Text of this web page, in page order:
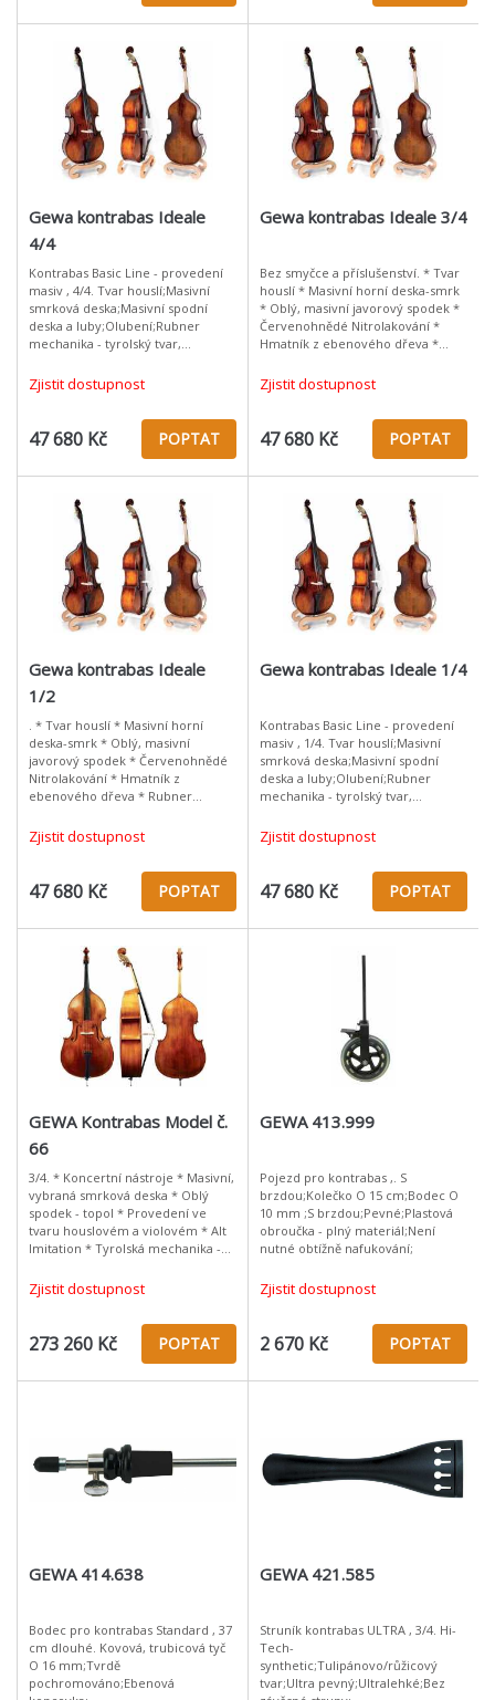
Gewa kontrabas Ideale
4/4
Kontrabas Basic Line - provedení
masiv , 4/4. Tvar houslí;Masivní
smrková deska;Masivní spodní
deska a luby;Olubení;Rubner
mechanika - tyrolský tvar,
dřeva;Červeno/hnědý lihový lak
;Hratelné pro
Zjistit dostupnost
47 680 Kč POPTAT
Gewa kontrabas Ideale 3/4
Bez smyčce a příslušenství. * Tvar
houslí * Masivní horní deska-smrk
* Oblý, masivní javorový spodek *
Červenohnědé Nitrolakování *
Hmatník z ebenového dřeva *
začátečníky od němec
Zjistit dostupnost
47 680 Kč POPTAT
Gewa kontrabas Ideale
1/2
. * Tvar houslí * Masivní horní
deska-smrk * Oblý, masivní
javorový spodek * Červenohnědé
Nitrolakování * Hmatník z
ebenového dřeva * Rubner
od německého výrobce
Zjistit dostupnost
47 680 Kč POPTAT
Gewa kontrabas Ideale 1/4
Kontrabas Basic Line - provedení
masiv , 1/4. Tvar houslí;Masivní
smrková deska;Masivní spodní
deska a luby;Olubení;Rubner
mechanika - tyrolský tvar,
dřeva;Červeno/hnědý lihový lak
;Hratelné pro
Zjistit dostupnost
47 680 Kč POPTAT
GEWA Kontrabas Model č.
66
3/4. * Koncertní nástroje * Masivní,
vybraná smrková deska * Oblý
spodek - topol * Provedení ve
tvaru houslovém a violovém * Alt
Imitation * Tyrolská mechanika -
Dodání HRATELNÉ
Zjistit dostupnost
273 260 Kč POPTAT
GEWA 413.999
Pojezd pro kontrabas ,. S
brzdou;Kolečko O 15 cm;Bodec O
10 mm ;S brzdou;Pevné;Plastová
obroučka - plný materiál;Není
nutné obtížně nafukování;
Zjistit dostupnost
2 670 Kč POPTAT
GEWA 414.638
Bodec pro kontrabas Standard , 37
cm dlouhé. Kovová, trubicová tyč
O 16 mm;Tvrdě
pochromováno;Ebenová
GEWA 421.585
Struník kontrabas ULTRA , 3/4. Hi-
Tech-
synthetic;Tulipánovo/růžicový
tvar;Ultra pevný;Ultralehké;Bez